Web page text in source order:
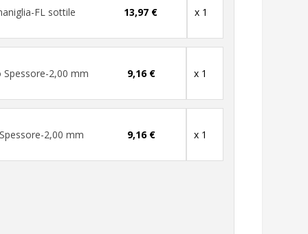
FL sottile 13,97 € x 1
Spessore-2,00 mm 9,16 € x 1
2,00 mm 9,16 € x 1